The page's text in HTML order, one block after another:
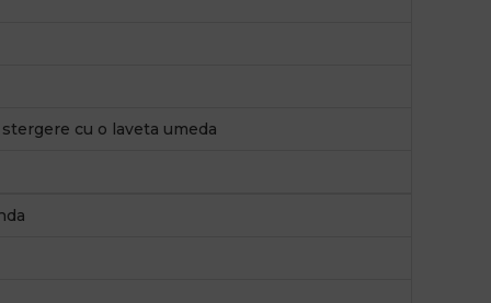
cu o laveta umeda